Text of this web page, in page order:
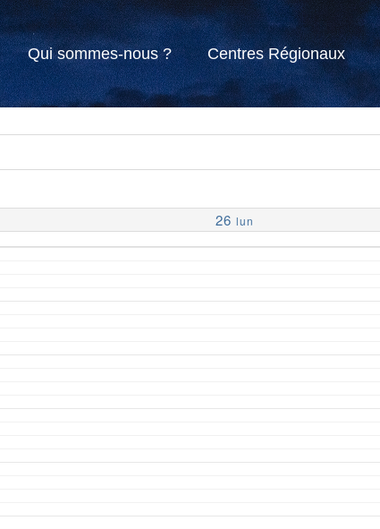
Qui sommes-nous ? Centres Régionaux
26 lun